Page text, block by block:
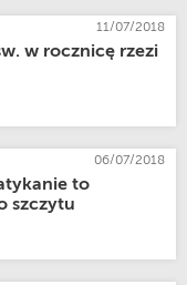
11/07/2018
w rocznicę rzezi
06/07/2018
to
szczytu